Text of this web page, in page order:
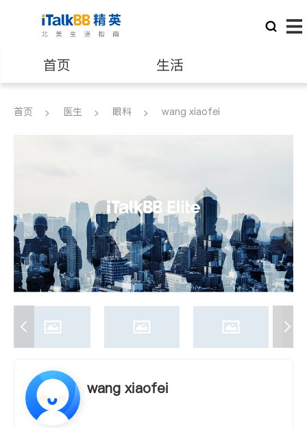
首页 生活
医生 律师
养老 非盈利组织
首页 医生 眼科 wang xiaofei
wang xiaofei